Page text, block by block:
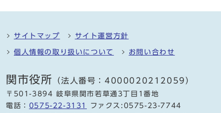
サイトマップ サイト運営方針
個人情報の取り扱いについて お問い合わせ
関市役所 （法人番号：4000020212059）
〒501-3894 岐阜県関市若草通3丁目1番地
電話： 0575-22-3131
ファクス:0575-23-7744